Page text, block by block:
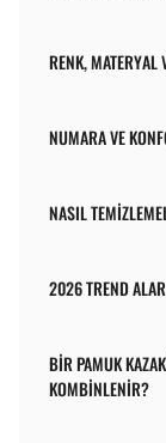
RENK, MATERYAL
NUMARA VE
NASIL
2026 TREND
BIR PAMUK
KOMBINLENIR?